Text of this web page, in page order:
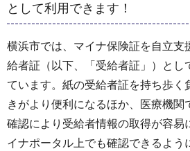
として利用できます！
横浜市では、マイナ保険証を自立支
給者証（以下、「受給者証」）とし
ています。紙の受給者証を持ち歩く
きがより便利になるほか、医療機関
確認により受給者情報の取得が容易
イナポータル上でも確認できるよう